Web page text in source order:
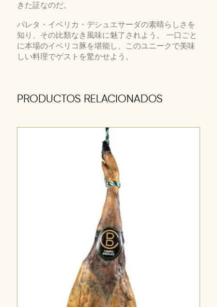
きた証なのだ。
パレタ・イベリカ・デシュエサーダの素晴らしさを
知り、その比類なき風味に魅了されよう。 一口ごと
に本場のイベリコ豚を堪能し、このユニークで美味
しい料理でゲストを驚かせよう。
PRODUCTOS RELACIONADOS